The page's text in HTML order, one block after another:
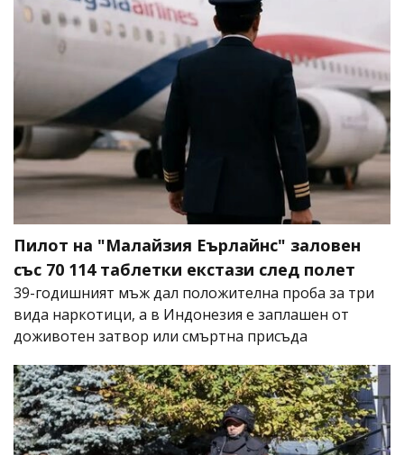
Пилот на "Малайзия Еърлайнс" заловен
със 70 114 таблетки екстази след полет
39-годишният мъж дал положителна проба за три
вида наркотици, а в Индонезия е заплашен от
доживотен затвор или смъртна присъда